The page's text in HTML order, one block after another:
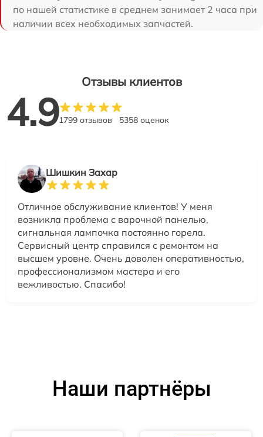
по нашей статистике в среднем занимает 2 часа при
наличии всех необходимых запчастей.
Отзывы клиентов
4.91799 отзывов 5358 оценок
Шишкин Захар
Отличное обслуживание клиентов! У меня
возникла проблема с варочной панелью,
сигнальная лампочка постоянно горела.
Сервисный центр справился с ремонтом на
высшем уровне. Очень доволен оперативностью,
профессионализмом мастера и его
вежливостью. Спасибо!
Наши партнёры